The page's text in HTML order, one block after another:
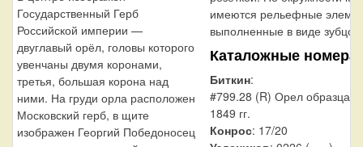
Государственный Герб
Российской империи —
двуглавый орёл, головы которого
увенчаны двумя коронами,
третья, большая корона над
ними. На груди орла расположен
Московский герб, в щите
изображен Георгий Победоносец
имеются рельефные
выполненные в виде зубцов.
Каталожные номера
Биткин:
#799.28 (R) Орел образца
1849 гг.
Конрос: 17/20